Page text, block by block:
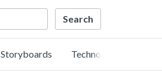
Storyboards Technology